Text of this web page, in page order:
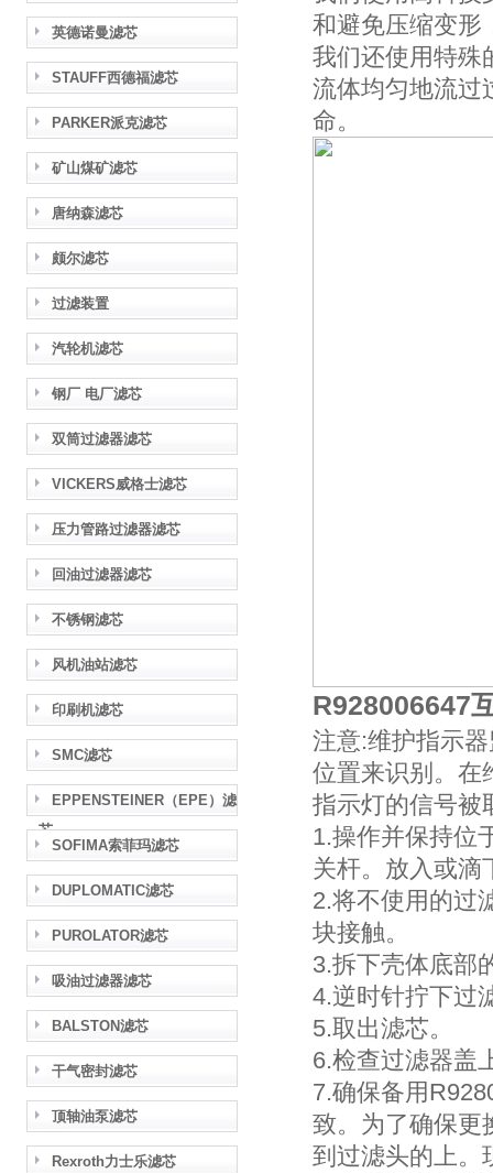
英德诺曼滤芯
STAUFF西德福滤芯
PARKER派克滤芯
矿山煤矿滤芯
唐纳森滤芯
颇尔滤芯
过滤装置
汽轮机滤芯
钢厂 电厂滤芯
双筒过滤器滤芯
VICKERS威格士滤芯
压力管路过滤器滤芯
回油过滤器滤芯
不锈钢滤芯
风机油站滤芯
印刷机滤芯
SMC滤芯
EPPENSTEINER（EPE）滤
芯
SOFIMA索菲玛滤芯
DUPLOMATIC滤芯
PUROLATOR滤芯
吸油过滤器滤芯
BALSTON滤芯
干气密封滤芯
顶轴油泵滤芯
Rexroth力士乐滤芯
和避免压缩变形
我们还使用特殊
流体均匀地流过
命。
R928006647
注意:维护指示
位置来识别。在
指示灯的信号被
1.操作并保持位
关杆。放入或滴
2.将不使用的过
块接触。
3.拆下壳体底部
4.逆时针拧下过
5.取出滤芯。
6.检查过滤器盖
7.确保备用
致。为了确保更
到过滤头的上。